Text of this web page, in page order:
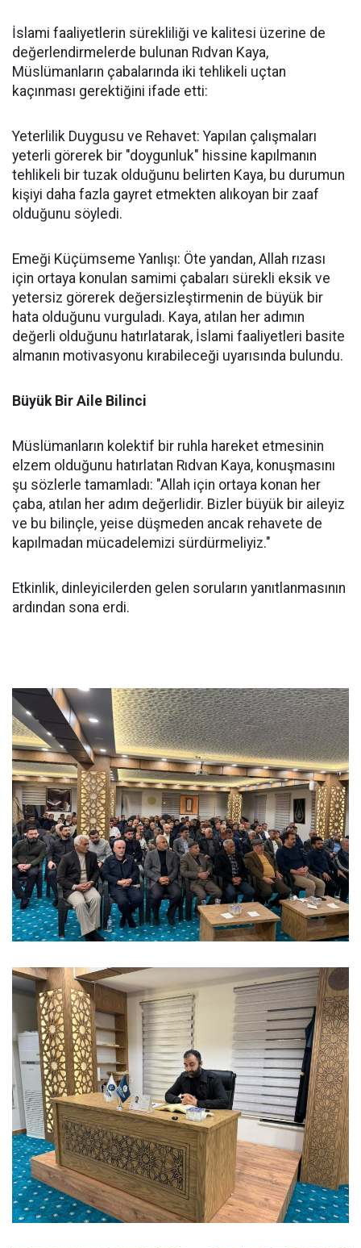
İslami faaliyetlerin sürekliliği ve kalitesi üzerine de
değerlendirmelerde bulunan Rıdvan Kaya,
Müslümanların çabalarında iki tehlikeli uçtan
kaçınması gerektiğini ifade etti:
Yeterlilik Duygusu ve Rehavet: Yapılan çalışmaları
yeterli görerek bir "doygunluk" hissine kapılmanın
tehlikeli bir tuzak olduğunu belirten Kaya, bu durumun
kişiyi daha fazla gayret etmekten alıkoyan bir zaaf
olduğunu söyledi.
Emeği Küçümseme Yanlışı: Öte yandan, Allah rızası
için ortaya konulan samimi çabaları sürekli eksik ve
yetersiz görerek değersizleştirmenin de büyük bir
hata olduğunu vurguladı. Kaya, atılan her adımın
değerli olduğunu hatırlatarak, İslami faaliyetleri basite
almanın motivasyonu kırabileceği uyarısında bulundu.
Büyük Bir Aile Bilinci
Müslümanların kolektif bir ruhla hareket etmesinin
elzem olduğunu hatırlatan Rıdvan Kaya, konuşmasını
şu sözlerle tamamladı: "Allah için ortaya konan her
çaba, atılan her adım değerlidir. Bizler büyük bir aileyiz
ve bu bilinçle, yeise düşmeden ancak rehavete de
kapılmadan mücadelemizi sürdürmeliyiz."
Etkinlik, dinleyicilerden gelen soruların yanıtlanmasının
ardından sona erdi.